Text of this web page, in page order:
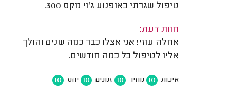
טיפול שגרתי באופנוע ג'וי מקס 300.
חוות דעת:
אחלה עוזי! אני אצלו כבר כמה שנים והולך
אליו לטיפול כל כמה חודשים.
איכות 10 מחיר 10 זמנים 10 יחס 10